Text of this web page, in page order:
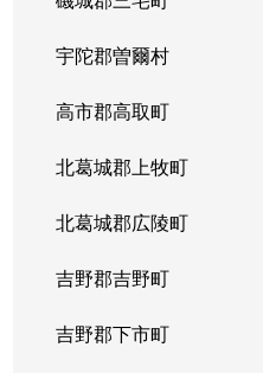
宇陀郡曽爾村
高市郡高取町
北葛城郡上牧町
北葛城郡広陵町
吉野郡吉野町
吉野郡下市町